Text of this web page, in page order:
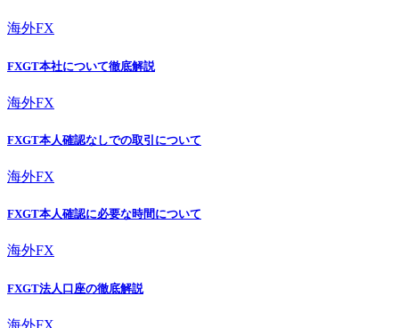
海外FX
FXGT本社について徹底解説
海外FX
FXGT本人確認なしでの取引について
海外FX
FXGT本人確認に必要な時間について
海外FX
FXGT法人口座の徹底解説
海外FX